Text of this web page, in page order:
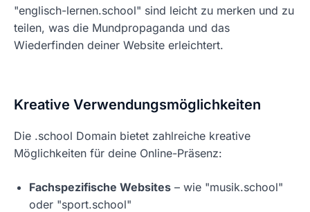
"englisch-lernen.school" sind leicht zu merken und zu
teilen, was die Mundpropaganda und das
Wiederfinden deiner Website erleichtert.
Kreative Verwendungsmöglichkeiten
Die .school Domain bietet zahlreiche kreative
Möglichkeiten für deine Online-Präsenz:
Fachspezifische Websites – wie "musik.school"
oder "sport.school"